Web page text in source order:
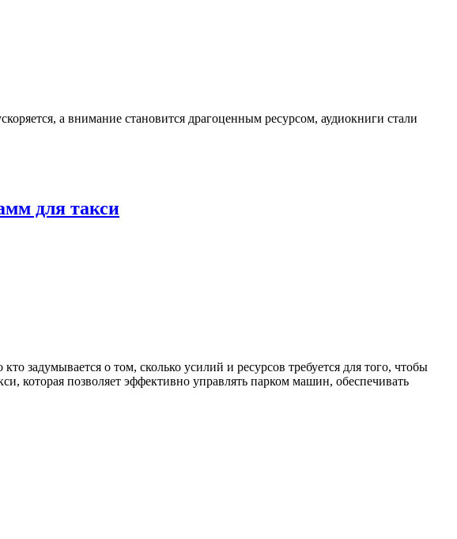
а внимание становится драгоценным ресурсом, аудиокниги стали
для такси
задумывается о том, сколько усилий и ресурсов требуется для того, чтобы
которая позволяет эффективно управлять парком машин, обеспечивать